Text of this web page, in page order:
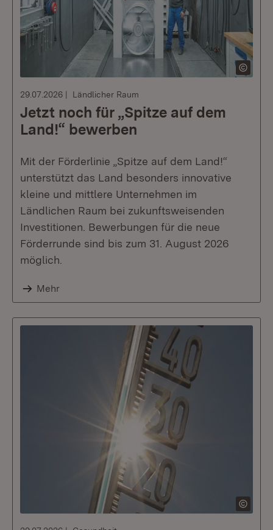
29.07.2026 Ländlicher Raum
Jetzt noch für „Spitze auf dem
Land!“ bewerben
Mit der Förderlinie „Spitze auf dem Land!“
unterstützt das Land besonders innovative
kleine und mittlere Unternehmen im
Ländlichen Raum bei zukunftsweisenden
Investitionen. Bewerbungen für die neue
Förderrunde sind bis zum 31. August 2026
möglich.
Mehr